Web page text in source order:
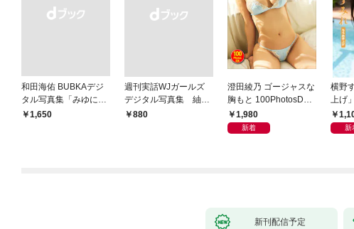
和田海佑 BUBKAデジ
タル写真集「みゆに夢
中。」
￥1,650
週刊実話WJガールズ
デジタル写真集 紬柊
「あなたに触れたい」
￥880
澄田綾乃 ゴージャスな
胸もと 100PhotosDX[s
abra net e-Book]
1,980
新着
横野
上げ
写真
新
新刊配信予定